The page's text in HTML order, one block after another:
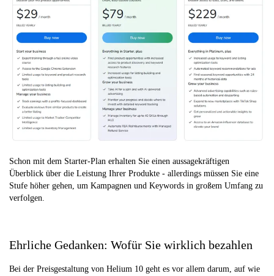
Schon mit dem Starter-Plan erhalten Sie einen aussagekräftigen
Überblick über die Leistung Ihrer Produkte - allerdings müssen Sie eine
Stufe höher gehen, um Kampagnen und Keywords in großem Umfang zu
verfolgen.
Ehrliche Gedanken: Wofür Sie wirklich bezahlen
Bei der Preisgestaltung von Helium 10 geht es vor allem darum, auf wie